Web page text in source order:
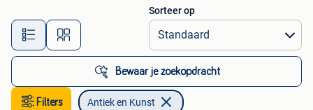
Alle afstanden…
Sorteer op
Bewaar je zoekopdracht
Filters Antiek en Kunst